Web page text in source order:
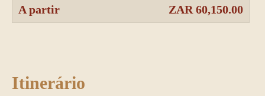
A partir ZAR 60,150.00
Itinerário